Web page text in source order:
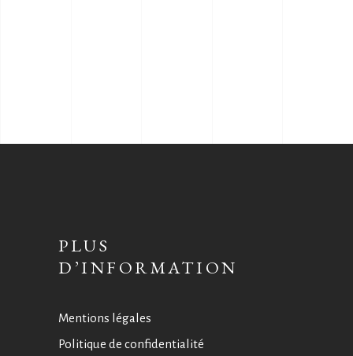
PLUS
D’INFORMATION
Mentions légales
Politique de confidentialité